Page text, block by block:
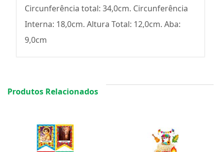
Circunferência total: 34,0cm. Circunferência
Interna: 18,0cm. Altura Total: 12,0cm. Aba:
9,0cm
Produtos Relacionados